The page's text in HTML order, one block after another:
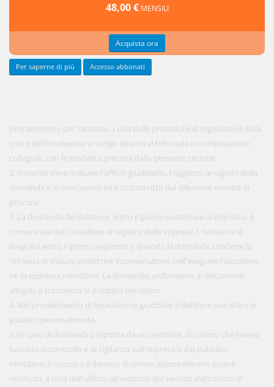
procedimento per l'accesso a una delle procedure di regolazione della
crisi o dell'insolvenza si svolge dinanzi al tribunale in composizione
collegiale, con le modalità previste dalla presente sezione.
2. Il ricorso deve indicare l'ufficio giudiziario, l'oggetto, le ragioni della
domanda e le conclusioni ed è sottoscritto dal difensore munito di
procura.
3. La domanda del debitore, entro il giorno successivo al deposito, è
comunicata dal cancelliere al registro delle imprese. L'iscrizione è
eseguita entro il giorno seguente e quando la domanda contiene la
richiesta di misure protettive il conservatore, nell'eseguire l'iscrizione,
ne fa espressa menzione. La domanda, unitamente ai documenti
allegati, è trasmessa al pubblico ministero.
4. Nel procedimento di liquidazione giudiziale il debitore può stare in
giudizio personalmente.
5. In caso di domanda proposta da un creditore, da coloro che hanno
funzioni di controllo e di vigilanza sull'impresa o dal pubblico
ministero, il ricorso e il decreto di convocazione devono essere
notificati, a cura dell'ufficio, all'indirizzo del servizio elettronico di
48,00 € MENSILI
Acquista ora
Per saperne di più Accesso abbonati